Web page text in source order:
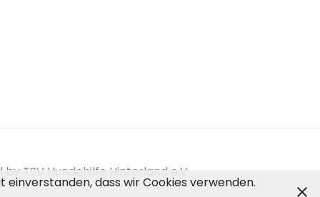
by TSV Hundehilfe Hinterland e.V.
dass wir Cookies verwenden.